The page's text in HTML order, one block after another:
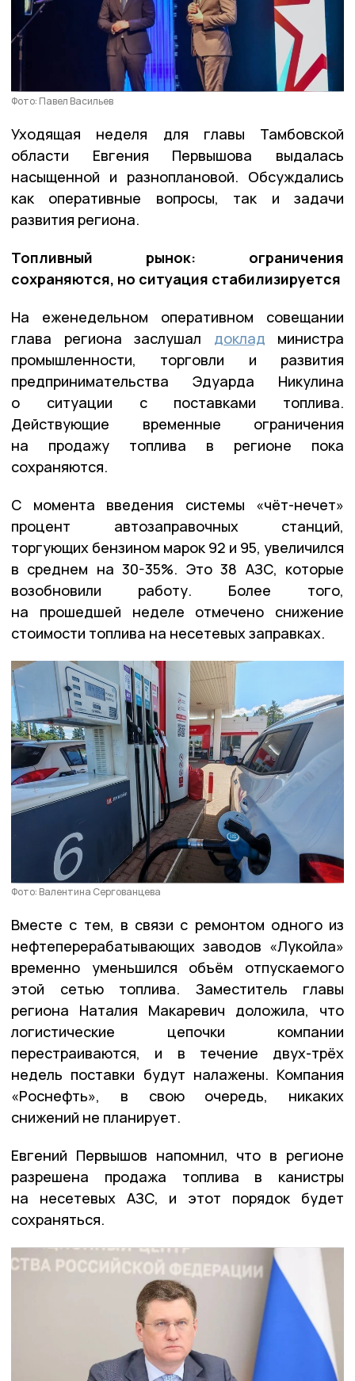
Фото: Павел Васильев
Уходящая неделя для главы Тамбовской
области Евгения Первышова выдалась
насыщенной и разноплановой. Обсуждались
как оперативные вопросы, так и задачи
развития региона.
Топливный рынок: ограничения
сохраняются, но ситуация стабилизируется
На еженедельном оперативном совещании
глава региона заслушал доклад министра
промышленности, торговли и развития
предпринимательства Эдуарда Никулина
о ситуации с поставками топлива.
Действующие временные ограничения
на продажу топлива в регионе пока
сохраняются.
С момента введения системы «чёт-нечет»
процент автозаправочных станций,
торгующих бензином марок 92 и 95, увеличился
в среднем на 30-35%. Это 38 АЗС, которые
возобновили работу. Более того,
на прошедшей неделе отмечено снижение
стоимости топлива на несетевых заправках.
Фото: Валентина Сергованцева
Вместе с тем, в связи с ремонтом одного из
нефтеперерабатывающих заводов «Лукойла»
временно уменьшился объём отпускаемого
этой сетью топлива. Заместитель главы
региона Наталия Макаревич доложила, что
логистические цепочки компании
перестраиваются, и в течение двух-трёх
недель поставки будут налажены. Компания
«Роснефть», в свою очередь, никаких
снижений не планирует.
Евгений Первышов напомнил, что в регионе
разрешена продажа топлива в канистры
на несетевых АЗС, и этот порядок будет
сохраняться.